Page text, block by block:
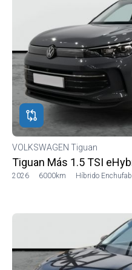
VOLKSWAGEN Tiguan
Tiguan Más 1.5 TSI
2026 6000km Híbrido